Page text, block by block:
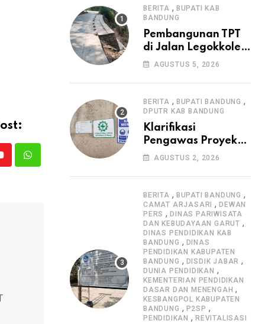
Whatsapp
BERITA , BUPATI KAB
BANDUNG
Pembangunan TPT
di Jalan Legokkole
Rawabogo Disorot
Tanpa Papan
Informasi Proyek
AGUSTUS 5, 2026
BERITA , BUPATI BANDUNG ,
DPUTR KAB BANDUNG
Klarifikasi
Pengawas Proyek
Citiis Terkait
Pengawasan K3
AGUSTUS 2, 2026
BERITA , BUPATI BANDUNG ,
CAMAT ARJASARI ,DEWAN
PERS ,DINAS PARIWISATA
DAN KEBUDAYAAN GARUT ,
DINAS PENDIDIKAN KAB
BANDUNG , DINAS
PENDIDIKAN KABUPATEN
BANDUNG , DISDIK JABAR ,
DUNIA PENDIDIKAN ,
KEMENTERIAN PENDIDIKAN
DASAR DAN MENENGAH ,
KESBANGPOL KABUPATEN
BANDUNG , P2SP ,
PENDIDIKAN , REVITALISASI